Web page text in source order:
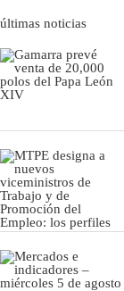
últimas noticias